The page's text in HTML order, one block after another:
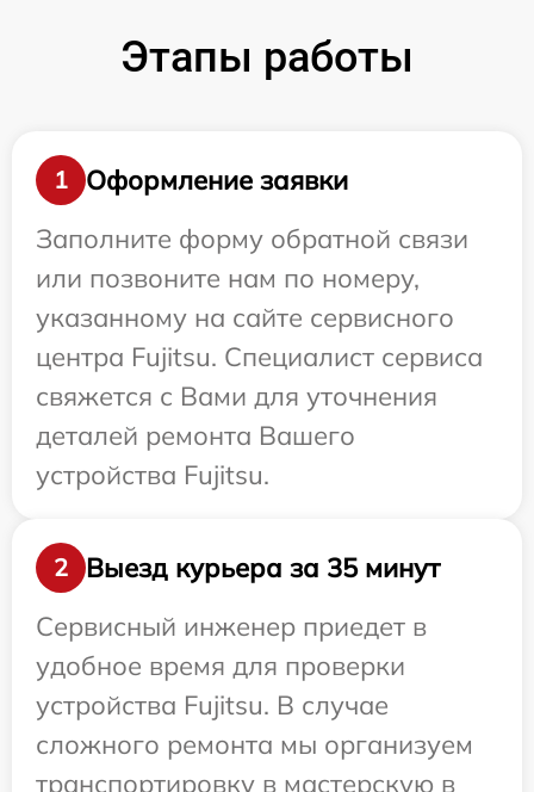
Этапы работы
1
Оформление заявки
Заполните форму обратной связи
или позвоните нам по номеру,
указанному на сайте сервисного
центра Fujitsu. Специалист сервиса
свяжется с Вами для уточнения
деталей ремонта Вашего
устройства Fujitsu.
2
Выезд курьера за 35 минут
Сервисный инженер приедет в
удобное время для проверки
устройства Fujitsu. В случае
сложного ремонта мы организуем
транспортировку в мастерскую в